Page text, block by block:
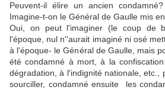
Peuvent-il élire un ancien
Imagine-t-on le Général de Gaulle mis
Oui, on peut l'imaginer (le coup de
l'époque, nul n''aurait imaginé ni osé
à l'époque- le Général de Gaulle, mais
été condamné à mort, à la
dégradation, à l'indignité nationale, etc.,
sourciller, condamné ensuite les